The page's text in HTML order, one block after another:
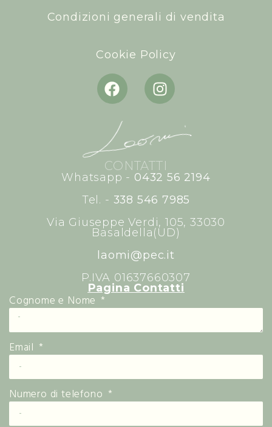
Condizioni generali di vendita
Cookie Policy
CONTATTI
Whatsapp - 0432 56 2194
Tel. - 338 546 7985
Via Giuseppe Verdi, 105, 33030
Basaldella(UD)
laomi@pec.it
P.IVA 01637660307
Pagina Contatti
Cognome e Nome
Email
Numero di telefono